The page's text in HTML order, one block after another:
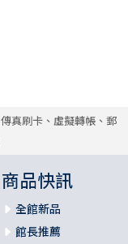
傳真刷卡、虛擬轉帳、郵
商品快訊
全館新品
館長推薦